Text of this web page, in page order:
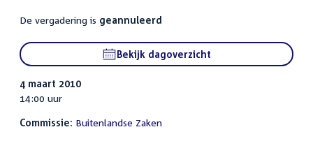
De vergadering is geannuleerd
Bekijk dagoverzicht
4 maart 2010
14:00 uur
Commissie: Buitenlandse Zaken